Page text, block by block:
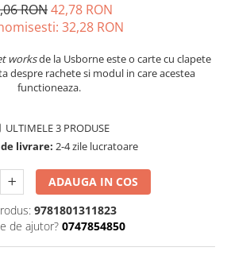
RON42,78 RON
32,28 RON
worksde la Usborne este o carte cu clapete
despre rachete si modul in care acestea
functioneaza.
ULTIMELE 3 PRODUSE
livrare: 2-4 zile lucratoare
ADAUGA IN COS
9781801311823
de ajutor? 0747854850